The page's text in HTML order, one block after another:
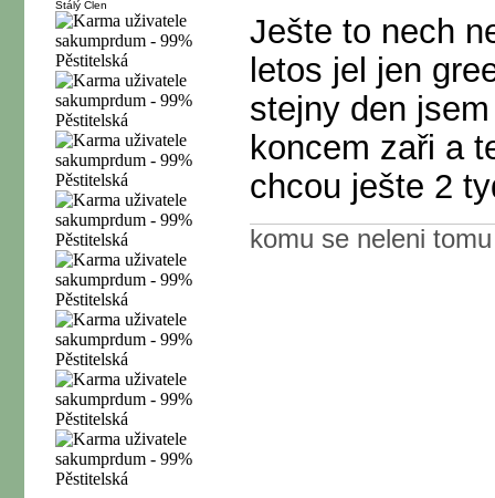
Stálý Člen
Ješte to nech
letos jel jen
stejny den
koncem zaři a
chcou ješte 2
komu se neleni